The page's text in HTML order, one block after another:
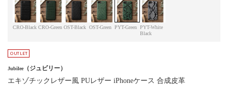
CRO-Black CRO-Green OST-Black OST-Green PYT-Green PYT-White
Black
Jubilee （ジュビリー）
エキゾチックレザー風 PUレザー iPhoneケース 合成皮革